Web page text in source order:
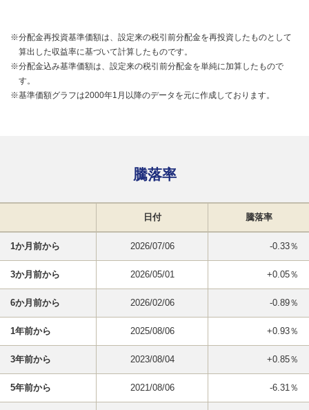
※分配金再投資基準価額は、設定来の税引前分配金を再投資したものとして
算出した収益率に基づいて計算したものです。
※分配金込み基準価額は、設定来の税引前分配金を単純に加算したもので
す。
※基準価額グラフは2000年1月以降のデータを元に作成しております。
騰落率
日付 騰落率
1か月前から 2026/07/06 -0.33％
3か月前から 2026/05/01 +0.05％
6か月前から 2026/02/06 -0.89％
1年前から 2025/08/06 +0.93％
3年前から 2023/08/04 +0.85％
5年前から 2021/08/06 -6.31％